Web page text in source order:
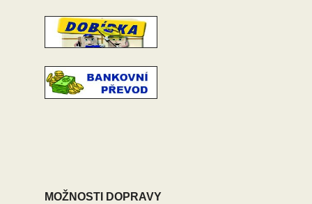
MOŽNOSTI DOPRAVY